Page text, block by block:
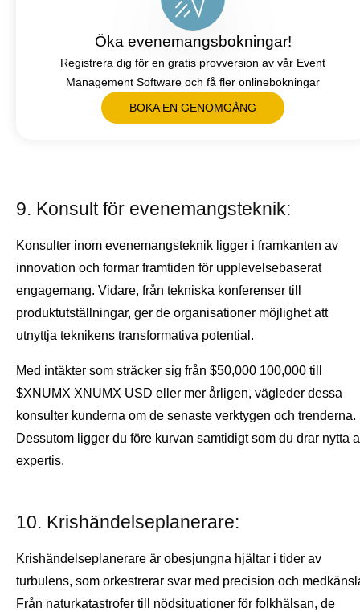
Öka evenemangsbokningar!
Registrera dig för en gratis provversion av vår Event
Management Software och få fler onlinebokningar
BOKA EN GENOMGÅNG
9. Konsult för evenemangsteknik:
Konsulter inom evenemangsteknik ligger i framkanten av
innovation och formar framtiden för upplevelsebaserat
engagemang. Vidare, från tekniska konferenser till
produktutställningar, ger de organisationer möjlighet att
utnyttja teknikens transformativa potential.
Med intäkter som sträcker sig från $50,000 100,000 till
$XNUMX XNUMX USD eller mer årligen, vägleder dessa
konsulter kunderna om de senaste verktygen och trenderna.
Dessutom ligger du före kurvan samtidigt som du drar nytta
expertis.
10. Krishändelseplanerare:
Krishändelseplanerare är obesjungna hjältar i tider av
turbulens, som orkestrerar svar med precision och
Från naturkatastrofer till nödsituationer för folkhälsan, de